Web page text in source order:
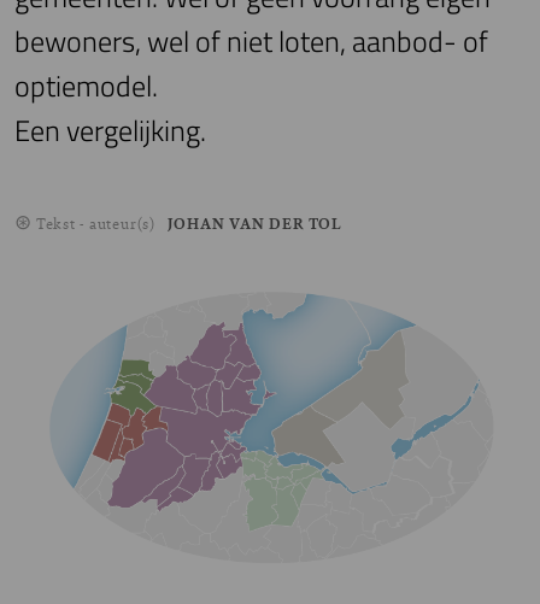
bewoners, wel of niet loten, aanbod- of
optiemodel.
Een vergelijking.
Tekst - auteur(s) JOHAN VAN DER TOL